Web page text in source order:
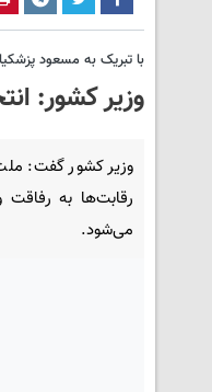
با تبریک به مسعود
وزیر کشور:
وزیر کشور گفت: ملت
رقابت‌ها به
می‌شود.